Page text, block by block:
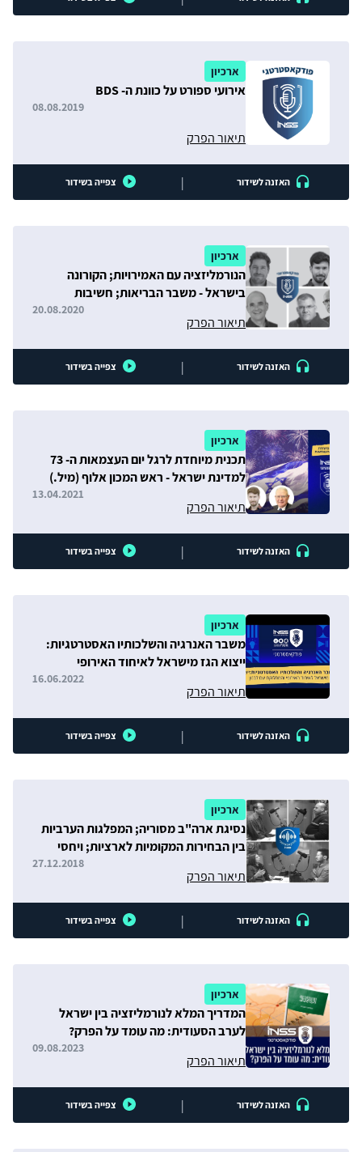
ארכיון
אירועי ספורט על כוונת ה- BDS
תיאור הפרק
08.08.2019
האזנה לשידור | צפייה בשידור
ארכיון
הנורמליזציה עם האמירויות; הקורונה
בישראל - משבר הבריאות; חשיבות
תיאור הפרק
20.08.2020
האזנה לשידור | צפייה בשידור
ארכיון
תכנית מיוחדת לרגל יום העצמאות ה- 73
למדינת ישראל - ראש המכון אלוף (מיל.)
תיאור הפרק
13.04.2021
האזנה לשידור | צפייה בשידור
ארכיון
משבר האנרגיה והשלכותיו האסטרטגיות:
ייצוא הגז מישראל לאיחוד האירופי
תיאור הפרק
16.06.2022
האזנה לשידור | צפייה בשידור
ארכיון
נסיגת ארה"ב מסוריה; המפלגות הערביות
בין הבחירות המקומיות לארציות; ויחסי
תיאור הפרק
27.12.2018
האזנה לשידור | צפייה בשידור
ארכיון
המדריך המלא לנורמליזציה בין ישראל
לערב הסעודית: מה עומד על הפרק?
תיאור הפרק
09.08.2023
האזנה לשידור | צפייה בשידור